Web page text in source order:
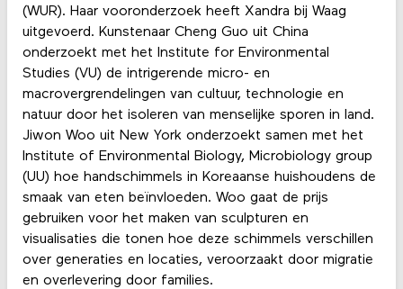
(WUR). Haar vooronderzoek heeft Xandra bij Waag
uitgevoerd. Kunstenaar Cheng Guo uit China
onderzoekt met het Institute for Environmental
Studies (VU) de intrigerende micro- en
macrovergrendelingen van cultuur, technologie en
natuur door het isoleren van menselijke sporen in land.
Jiwon Woo uit New York onderzoekt samen met het
Institute of Environmental Biology, Microbiology group
(UU) hoe handschimmels in Koreaanse huishoudens de
smaak van eten beïnvloeden. Woo gaat de prijs
gebruiken voor het maken van sculpturen en
visualisaties die tonen hoe deze schimmels verschillen
over generaties en locaties, veroorzaakt door migratie
en overlevering door families.